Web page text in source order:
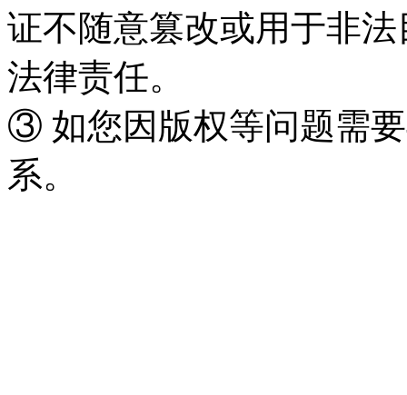
证不随意篡改或用于非
法律责任。
③ 如您因版权等问题需
系。